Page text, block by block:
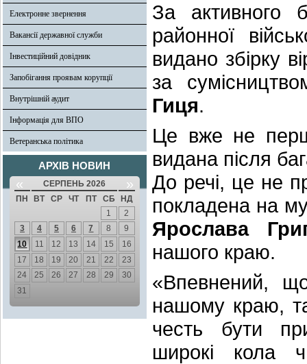
Електронне звернення
Вакансії державної служби
Інвестиційний довідник
Запобігання проявам корупції
Внутрішній аудит
Інформація для ВПО
Ветеранська політика
АРХІВ НОВИН
« СЕРПЕНЬ 2026 »
ПН ВТ СР ЧТ ПТ СБ
НД
1
2
3
4 5 6 7 8
9
10
11 12 13 14 15
16
17
18 19 20 21 22
23
24
25 26 27 28 29
30
31
За активного
районної
видано збірку
за
Гиця.
Це вже не
видана після
До речі, це не
покладена на
Ярослава
нашого краю.
«Впевнений,
нашому краю,
честь бути
широкі кола